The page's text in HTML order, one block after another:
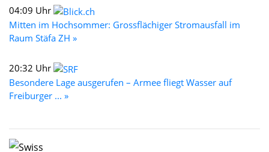
04:09 Uhr
Mitten im Hochsommer: Grossflächiger Stromausfall im
Raum Stäfa ZH »
20:32 Uhr
Besondere Lage ausgerufen – Armee fliegt Wasser auf
Freiburger ... »